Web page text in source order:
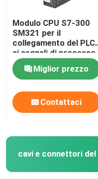
Auto che chiude
Modulo CPU S7-300
SM321 per il
collegamento del PLC
ai segnali di processo
digitali
Miglior prezzo
Contattaci
cavi e connettori del